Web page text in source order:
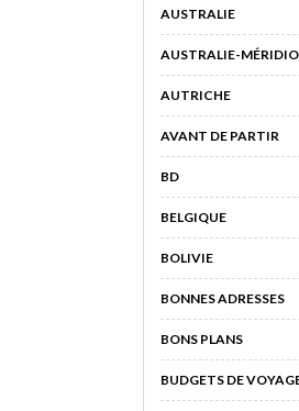
AUSTRALIE
AUSTRALIE-
AUTRICHE
AVANT DE PARTIR
BD
BELGIQUE
BOLIVIE
BONNES ADRESSES
BONS PLANS
BUDGETS DE